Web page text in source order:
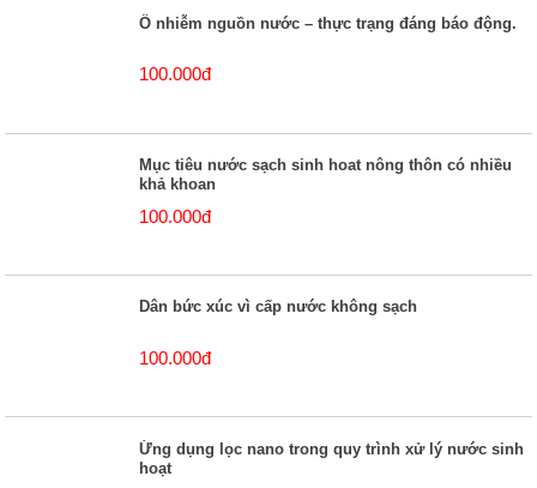
Ô nhiễm nguồn nước – thực trạng đáng báo động.
100.000đ
Mục tiêu nước sạch sinh hoat nông thôn có nhiều
khả khoan
100.000đ
Dân bức xúc vì cấp nước không sạch
100.000đ
Ứng dụng lọc nano trong quy trình xử lý nước sinh
hoạt